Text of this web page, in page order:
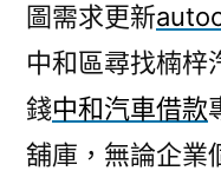
圖需求更新
中和區尋找楠梓
錢中和汽車借款
舖庫，無論企業